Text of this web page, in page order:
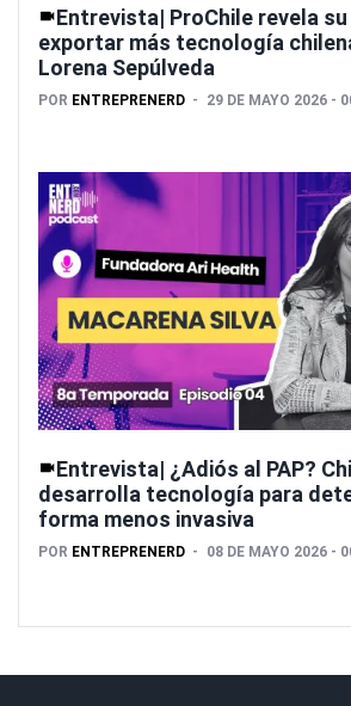
Entrevista| ProChile revela su
exportar más tecnología
Lorena Sepúlveda
POR ENTREPRENERD 29 DE MAYO 2026 -
Entrevista| ¿Adiós al PAP?
desarrolla tecnología para
forma menos invasiva
POR ENTREPRENERD 08 DE MAYO 2026 -